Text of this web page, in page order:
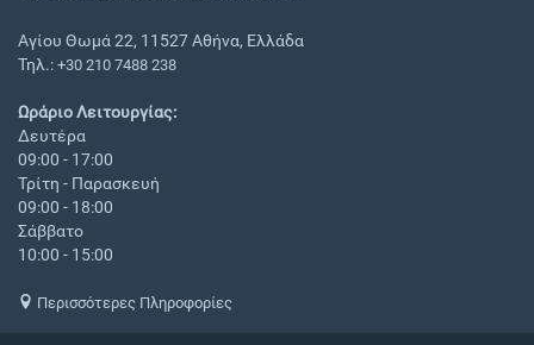
Αγίου Θωμά 22, 11527 Αθήνα, Ελλάδα
Τηλ.: +30 210 7488 238
Ωράριο Λειτουργίας:
Δευτέρα
09:00 - 17:00
Τρίτη - Παρασκευή
09:00 - 18:00
Σάββατο
10:00 - 15:00
Περισσότερες Πληροφορίες